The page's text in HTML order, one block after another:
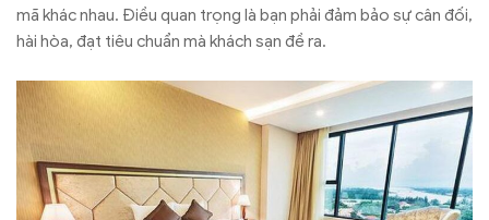
mã khác nhau. Điều quan trọng là bạn phải đảm bảo sự cân đối,
hài hòa, đạt tiêu chuẩn mà khách sạn đề ra.